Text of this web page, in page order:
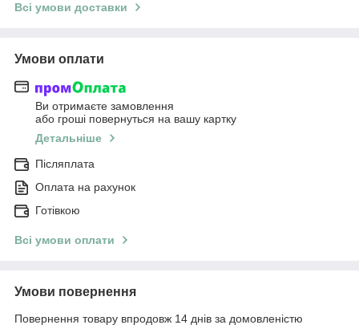
Всі умови доставки
Умови оплати
Ви отримаєте замовлення
або гроші повернуться на вашу картку
Детальніше
Післяплата
Оплата на рахунок
Готівкою
Всі умови оплати
Умови повернення
Повернення товару впродовж 14 днів за домовленістю